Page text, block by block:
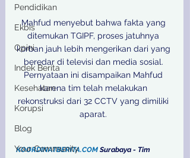
Pendidikan
Ekbis
Opini
Indek Berita
Kesehatan
Korupsi
Blog
Your Community
Mahfud menyebut bahwa fakta yang
ditemukan TGIPF, proses jatuhnya
korban jauh lebih mengerikan dari yang
beredar di televisi dan media sosial.
Pernyataan ini disampaikan Mahfud
karena tim telah melakukan
rekonstruksi dari 32 CCTV yang dimiliki
aparat.
KOORDINATBERITA.COM Surabaya - Tim